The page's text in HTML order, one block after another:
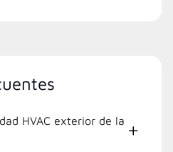
HVAC exterior de la